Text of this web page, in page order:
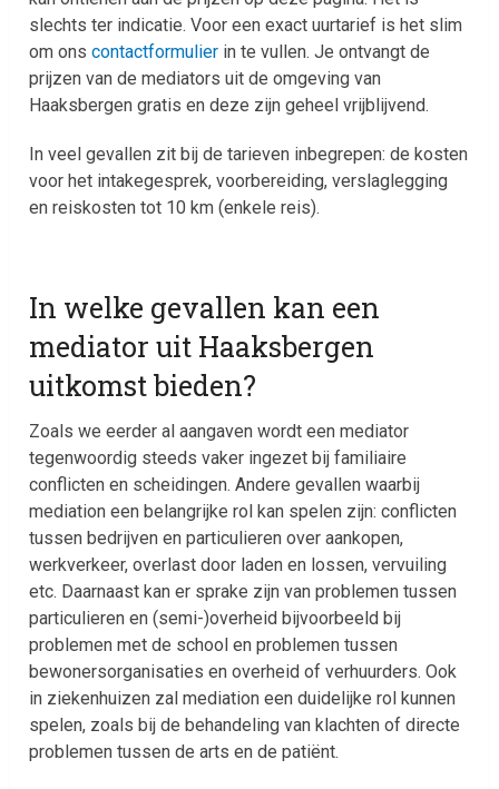
slechts ter indicatie. Voor een exact uurtarief is het slim
om onscontactformulier in te vullen. Je ontvangt de
prijzen van de mediators uit de omgeving van
Haaksbergen gratis en deze zijn geheel vrijblijvend.
In veel gevallen zit bij de tarieven inbegrepen: de kosten
voor het intakegesprek, voorbereiding, verslaglegging
en reiskosten tot 10 km (enkele reis).
In welke gevallen kan een
mediator uit Haaksbergen
uitkomst bieden?
Zoals we eerder al aangaven wordt een mediator
tegenwoordig steeds vaker ingezet bij familiaire
conflicten en scheidingen. Andere gevallen waarbij
mediation een belangrijke rol kan spelen zijn: conflicten
tussen bedrijven en particulieren over aankopen,
werkverkeer, overlast door laden en lossen, vervuiling
etc. Daarnaast kan er sprake zijn van problemen tussen
particulieren en (semi-)overheid bijvoorbeeld bij
problemen met de school en problemen tussen
bewonersorganisaties en overheid of verhuurders. Ook
in ziekenhuizen zal mediation een duidelijke rol kunnen
spelen, zoals bij de behandeling van klachten of directe
problemen tussen de arts en de patiënt.